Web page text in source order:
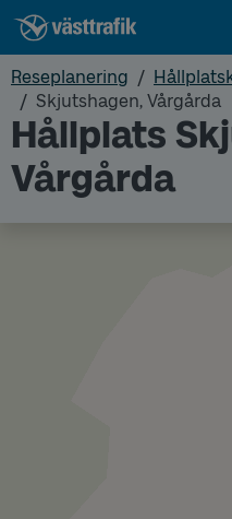
Reseplanering
Skjutshagen, Vårgårda
Hållplats
Vårgårda